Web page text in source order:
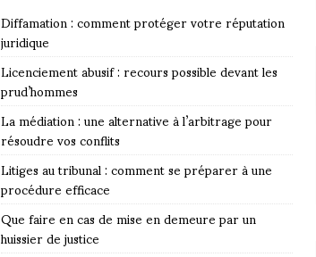
Diffamation : comment protéger votre réputation
juridique
Licenciement abusif : recours possible devant les
prud’hommes
La médiation : une alternative à l’arbitrage pour
résoudre vos conflits
Litiges au tribunal : comment se préparer à une
procédure efficace
Que faire en cas de mise en demeure par un
huissier de justice